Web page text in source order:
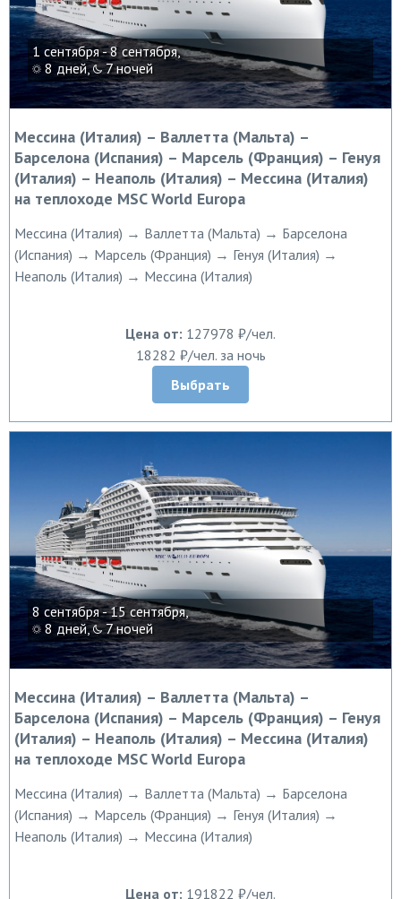
1 сентября - 8 сентября,
8 дней, 7 ночей
Мессина (Италия) – Валлетта (Мальта) –
Барселона (Испания) – Марсель (Франция) – Генуя
(Италия) – Неаполь (Италия) – Мессина (Италия)
на теплоходе MSC World Europa
Мессина (Италия) → Валлетта (Мальта) → Барселона
(Испания) → Марсель (Франция) → Генуя (Италия) →
Неаполь (Италия) → Мессина (Италия)
Цена от: 127978 ₽/чел.
18282 ₽/чел. за ночь
Выбрать
8 сентября - 15 сентября,
8 дней, 7 ночей
Мессина (Италия) – Валлетта (Мальта) –
Барселона (Испания) – Марсель (Франция) – Генуя
(Италия) – Неаполь (Италия) – Мессина (Италия)
на теплоходе MSC World Europa
Мессина (Италия) → Валлетта (Мальта) → Барселона
(Испания) → Марсель (Франция) → Генуя (Италия) →
Неаполь (Италия) → Мессина (Италия)
Цена от: 191822 ₽/чел.